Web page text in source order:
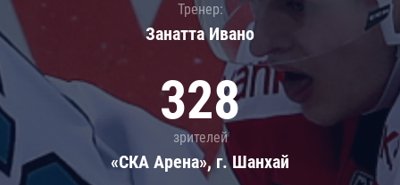
Тренер:
Занатта Иванo
328
зрителей
«СКА Арена», г. Шанхай